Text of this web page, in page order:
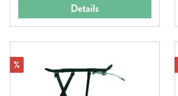
Details
Rabatt
%